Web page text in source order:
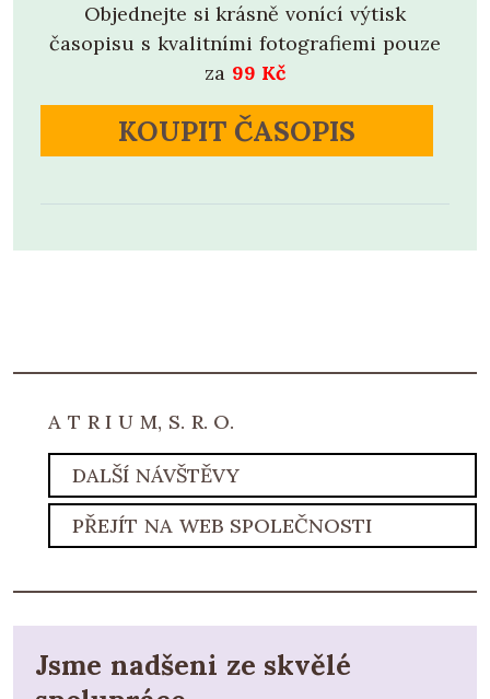
Objednejte si krásně vonící výtisk
časopisu s kvalitními fotografiemi pouze
za 99 Kč
KOUPIT ČASOPIS
A T R I U M, S. R. O.
DALŠÍ NÁVŠTĚVY
PŘEJÍT NA WEB SPOLEČNOSTI
Jsme nadšeni ze skvělé